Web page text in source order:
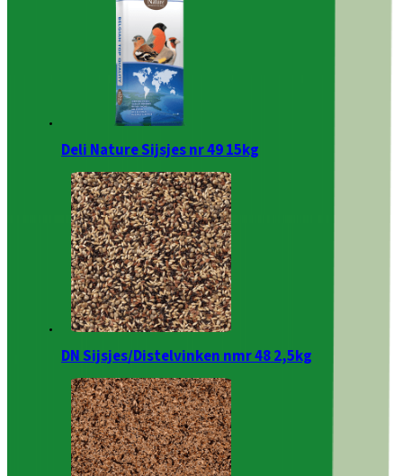
Deli Nature Sijsjes nr 49 15kg
DN Sijsjes/Distelvinken nmr 48 2,5kg